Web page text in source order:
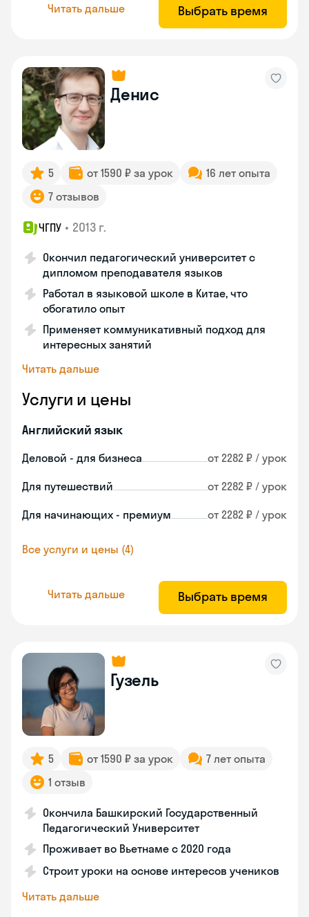
Читать дальше Выбрать время
Денис
5 от 1590 ₽ за урок
16 лет опыта
7 отзывов
ЧГПУ • 2013 г.
Окончил педагогический университет с
дипломом преподавателя языков
Работал в языковой школе в Китае, что
обогатило опыт
Применяет коммуникативный подход для
интересных занятий
Читать дальше
Услуги и цены
Английский язык
Деловой - для бизнеса от 2282 ₽ / урок
Для путешествий от 2282 ₽ / урок
Для начинающих - премиум от 2282 ₽ / урок
Все услуги и цены (4)
Читать дальше Выбрать время
Гузель
5 от 1590 ₽ за урок
7 лет опыта
1 отзыв
Окончила Башкирский Государственный
Педагогический Университет
Проживает во Вьетнаме с 2020 года
Строит уроки на основе интересов учеников
Читать дальше